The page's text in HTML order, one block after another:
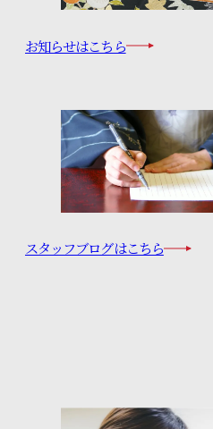
お知らせはこちら
スタッフブログはこちら